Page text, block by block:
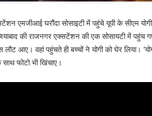
एमजीआई घरौंदा सोसाइटी में पहुंचे यूपी के सीएम
की राजनगर एक्सटेंशन की एक सोसायटी में पहुंच
आए। वहां पहुंचते ही बच्चों ने योगी को घेर लिया।
फोटो भी खिंचाए।